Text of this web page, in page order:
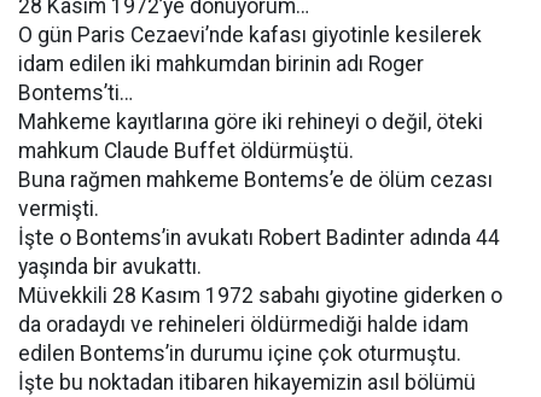
28 Kasım 1972’ye dönüyorum…
O gün Paris Cezaevi’nde kafası giyotinle kesilerek
idam edilen iki mahkumdan birinin adı Roger
Bontems’ti…
Mahkeme kayıtlarına göre iki rehineyi o değil, öteki
mahkum Claude Buffet öldürmüştü.
Buna rağmen mahkeme Bontems’e de ölüm cezası
vermişti.
İşte o Bontems’in avukatı Robert Badinter adında 44
yaşında bir avukattı.
Müvekkili 28 Kasım 1972 sabahı giyotine giderken o
da oradaydı ve rehineleri öldürmediği halde idam
edilen Bontems’in durumu içine çok oturmuştu.
İşte bu noktadan itibaren hikayemizin asıl bölümü